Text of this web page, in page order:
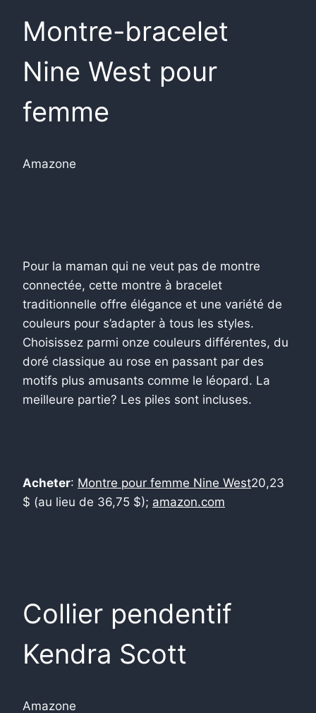
Montre-bracelet
Nine West pour
femme
Amazone
Pour la maman qui ne veut pas de montre
connectée, cette montre à bracelet
traditionnelle offre élégance et une variété de
couleurs pour s’adapter à tous les styles.
Choisissez parmi onze couleurs différentes, du
doré classique au rose en passant par des
motifs plus amusants comme le léopard. La
meilleure partie? Les piles sont incluses.
Acheter: Montre pour femme Nine West20,23
$ (au lieu de 36,75 $); amazon.com
Collier pendentif
Kendra Scott
Amazone